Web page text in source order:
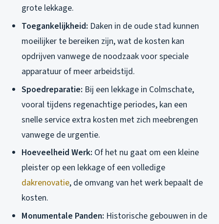
grote lekkage.
Toegankelijkheid: Daken in de oude stad kunnen
moeilijker te bereiken zijn, wat de kosten kan
opdrijven vanwege de noodzaak voor speciale
apparatuur of meer arbeidstijd.
Spoedreparatie: Bij een lekkage in Colmschate,
vooral tijdens regenachtige periodes, kan een
snelle service extra kosten met zich meebrengen
vanwege de urgentie.
Hoeveelheid Werk: Of het nu gaat om een kleine
pleister op een lekkage of een volledige
dakrenovatie, de omvang van het werk bepaalt de
kosten.
Monumentale Panden: Historische gebouwen in de